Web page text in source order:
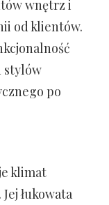
wnętrz i
od klientów.
stylów
po
klimat
łukowata